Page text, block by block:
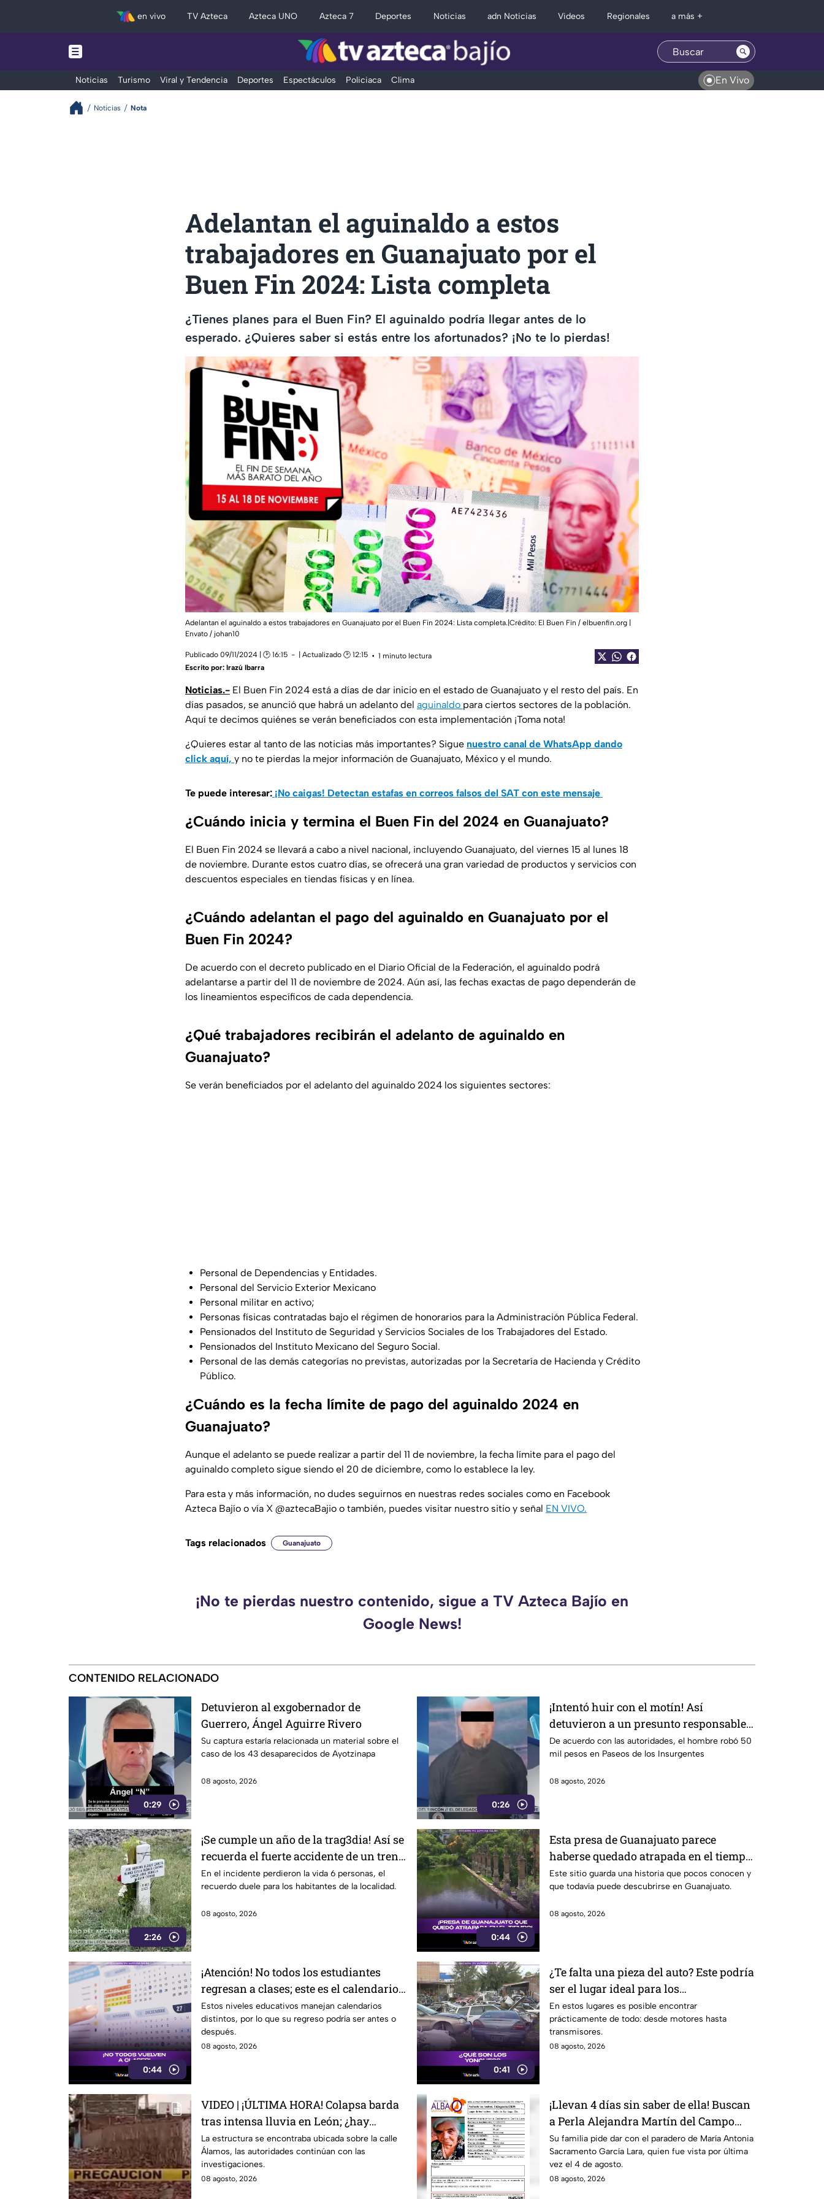
en vivo TV Azteca Azteca UNO Azteca 7 Deportes Noticias adn Noticias Videos Regionales a más +
Noticias Turismo Viral y Tendencia Deportes Espectáculos Policiaca Clima En Vivo
Noticias Nota
Adelantan el aguinaldo a estos
trabajadores en Guanajuato por el
Buen Fin 2024: Lista completa
¿Tienes planes para el Buen Fin? El aguinaldo podría llegar antes de lo
esperado. ¿Quieres saber si estás entre los afortunados? ¡No te lo pierdas!
Adelantan el aguinaldo a estos trabajadores en Guanajuato por el Buen Fin 2024: Lista completa.|Crédito: El Buen Fin / elbuenfin.org |
Envato / johan10
Publicado 09/11/2024 | 🕑 16:15 | Actualizado 🕑 12:15
1 minuto lectura
Escrito por: Irazú Ibarra
Noticias.- El Buen Fin 2024 está a días de dar inicio en el estado de Guanajuato y el resto del país. En
días pasados, se anunció que habrá un adelanto del aguinaldo para ciertos sectores de la población.
Aquí te decimos quiénes se verán beneficiados con esta implementación ¡Toma nota!
¿Quieres estar al tanto de las noticias más importantes? Sigue nuestro canal de WhatsApp dando
click aquí, y no te pierdas la mejor información de Guanajuato, México y el mundo.
Te puede interesar: ¡No caigas! Detectan estafas en correos falsos del SAT con este mensaje
¿Cuándo inicia y termina el Buen Fin del 2024 en Guanajuato?
El Buen Fin 2024 se llevará a cabo a nivel nacional, incluyendo Guanajuato, del viernes 15 al lunes 18
de noviembre. Durante estos cuatro días, se ofrecerá una gran variedad de productos y servicios con
descuentos especiales en tiendas físicas y en línea.
¿Cuándo adelantan el pago del aguinaldo en Guanajuato por el
Buen Fin 2024?
De acuerdo con el decreto publicado en el Diario Oficial de la Federación, el aguinaldo podrá
adelantarse a partir del 11 de noviembre de 2024. Aún así, las fechas exactas de pago dependerán de
los lineamientos específicos de cada dependencia.
¿Qué trabajadores recibirán el adelanto de aguinaldo en
Guanajuato?
Se verán beneficiados por el adelanto del aguinaldo 2024 los siguientes sectores:
Personal de Dependencias y Entidades.
Personal del Servicio Exterior Mexicano
Personal militar en activo;
Personas físicas contratadas bajo el régimen de honorarios para la Administración Pública Federal.
Pensionados del Instituto de Seguridad y Servicios Sociales de los Trabajadores del Estado.
Pensionados del Instituto Mexicano del Seguro Social.
Personal de las demás categorías no previstas, autorizadas por la Secretaría de Hacienda y Crédito
Público.
¿Cuándo es la fecha límite de pago del aguinaldo 2024 en
Guanajuato?
Aunque el adelanto se puede realizar a partir del 11 de noviembre, la fecha límite para el pago del
aguinaldo completo sigue siendo el 20 de diciembre, como lo establece la ley.
Para esta y más información, no dudes seguirnos en nuestras redes sociales como en Facebook
Azteca Bajío o vía X @aztecaBajio o también, puedes visitar nuestro sitio y señal EN VIVO.
Tags relacionados Guanajuato
¡No te pierdas nuestro contenido, sigue a TV Azteca Bajío en
Google News!
CONTENIDO RELACIONADO
0:29
Detuvieron al exgobernador de
Guerrero, Ángel Aguirre Rivero
Su captura estaría relacionada un material sobre el
caso de los 43 desaparecidos de Ayotzinapa
08 agosto, 2026
0:26
¡Intentó huir con el motín! Así
detuvieron a un presunto responsable
de asaltar a su víctima en León
De acuerdo con las autoridades, el hombre robó 50
mil pesos en Paseos de los Insurgentes
08 agosto, 2026
2:26
¡Se cumple un año de la trag3dia! Así se
recuerda el fuerte accidente de un tren
en Irapuato
En el incidente perdieron la vida 6 personas, el
recuerdo duele para los habitantes de la localidad.
08 agosto, 2026
0:44
Esta presa de Guanajuato parece
haberse quedado atrapada en el tiempo;
¿cuál es?
Este sitio guarda una historia que pocos conocen y
que todavía puede descubrirse en Guanajuato.
08 agosto, 2026
0:44
¡Atención! No todos los estudiantes
regresan a clases; este es el calendario
escolar 2026-2027; ¿afectará a
Guanajuato?
Estos niveles educativos manejan calendarios
distintos, por lo que su regreso podría ser antes o
después.
08 agosto, 2026
0:41
¿Te falta una pieza del auto? Este podría
ser el lugar ideal para los
automovilistas
En estos lugares es posible encontrar
prácticamente de todo: desde motores hasta
transmisores.
08 agosto, 2026
VIDEO | ¡ÚLTIMA HORA! Colapsa barda
tras intensa lluvia en León; ¿hay
personas lesionadas?
La estructura se encontraba ubicada sobre la calle
Álamos, las autoridades continúan con las
investigaciones.
08 agosto, 2026
¡Llevan 4 días sin saber de ella! Buscan
a Perla Alejandra Martín del Campo
Medina, desaparecida en Guanajuato
Su familia pide dar con el paradero de María Antonia
Sacramento García Lara, quien fue vista por última
vez el 4 de agosto.
08 agosto, 2026